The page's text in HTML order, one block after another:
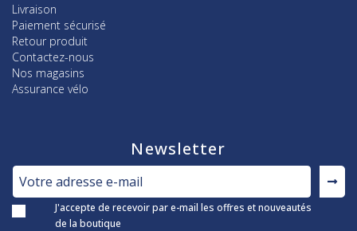
Livraison
Paiement sécurisé
Retour produit
Contactez-nous
Nos magasins
Assurance vélo
Newsletter
J'accepte de recevoir par e-mail les offres et nouveautés
de la boutique